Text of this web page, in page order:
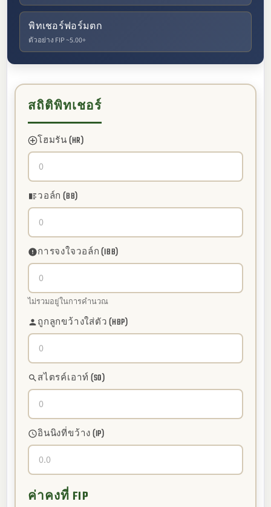
พิทเชอร์ฟอร์มตก
ตัวอย่าง FIP ~5.00+
สถิติพิทเชอร์
โฮมรัน (HR)
วอล์ก (BB)
การจงใจวอล์ก (IBB)
ไม่รวมอยู่ในการคำนวณ
ถูกลูกขว้างใส่ตัว (HBP)
สไตรค์เอาท์ (SO)
อินนิงที่ขว้าง (IP)
ค่าคงที่ FIP